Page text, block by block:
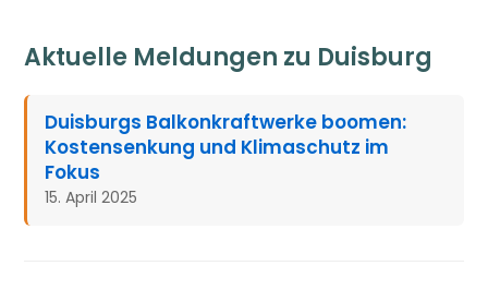
Aktuelle Meldungen zu Duisburg
Duisburgs Balkonkraftwerke boomen:
Kostensenkung und Klimaschutz im
Fokus
15. April 2025